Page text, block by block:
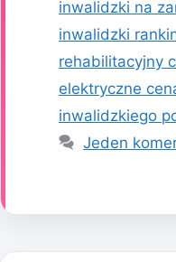
inwalidzki na
inwalidzki
rehabilitacyjny
elektryczne
inwalidzkiego
Jeden